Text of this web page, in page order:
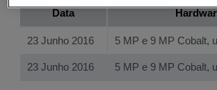
Data
23 Junho 2016 5 MP e 9 MP Cobalt,
23 Junho 2016 5 MP e 9 MP Cobalt,